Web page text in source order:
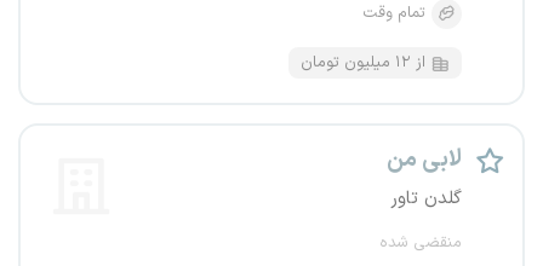
تمام وقت
از ۱۲ میلیون تومان
لابی من
گلدن تاور
منقضی شده